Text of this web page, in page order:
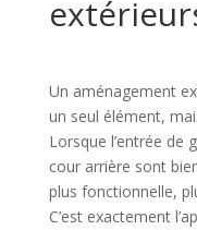
Un aménagement
un seul élément,
Lorsque l’entrée de
cour arrière sont
plus fonctionnelle,
C’est exactement